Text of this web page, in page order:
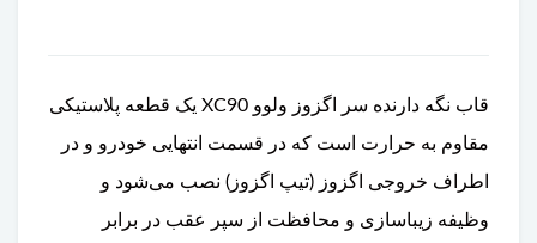
قاب نگه دارنده سر اگزوز ولوو XC90 یک قطعه پلاستیکی
مقاوم به حرارت است که در قسمت انتهایی خودرو و در
اطراف خروجی اگزوز (تیپ اگزوز) نصب می‌شود و
وظیفه زیباسازی و محافظت از سپر عقب در برابر